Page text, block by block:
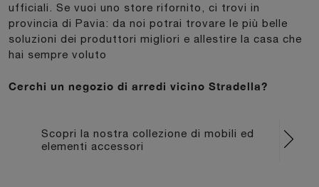
ufficiali. Se vuoi uno store rifornito, ci trovi in
provincia di Pavia: da noi potrai trovare le più belle
soluzioni dei produttori migliori e allestire la casa che
hai sempre voluto
Cerchi un negozio di arredi vicino Stradella?
Scopri la nostra collezione di mobili ed
elementi accessori